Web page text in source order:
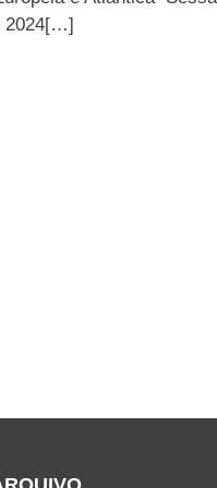
2024[…]